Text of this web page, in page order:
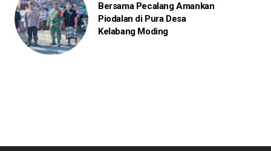
Bersama Pecalang Amankan
Piodalan di Pura Desa
Kelabang Moding